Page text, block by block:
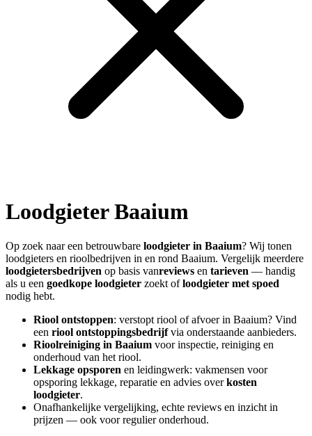
LoodgieterBaaium
Op zoek naar een betrouwbare loodgieter in Baaium? Wij tonen
loodgieters en rioolbedrijven in en rond Baaium. Vergelijk meerdere
loodgietersbedrijven op basis vanreviews en tarieven — handig
als u een goedkope loodgieter zoekt ofloodgieter met spoed
nodig hebt.
Riool ontstoppen: verstopt riool of afvoer in Baaium? Vind
een riool ontstoppingsbedrijfvia onderstaande aanbieders.
Rioolreiniging in Baaium voor inspectie, reiniging en
onderhoud van het riool.
Lekkage opsporen en leidingwerk: vakmensen voor
opsporing lekkage, reparatie en advies overkosten
loodgieter.
Onafhankelijke vergelijking, echte reviews en inzicht in
prijzen — ook voor regulier onderhoud.